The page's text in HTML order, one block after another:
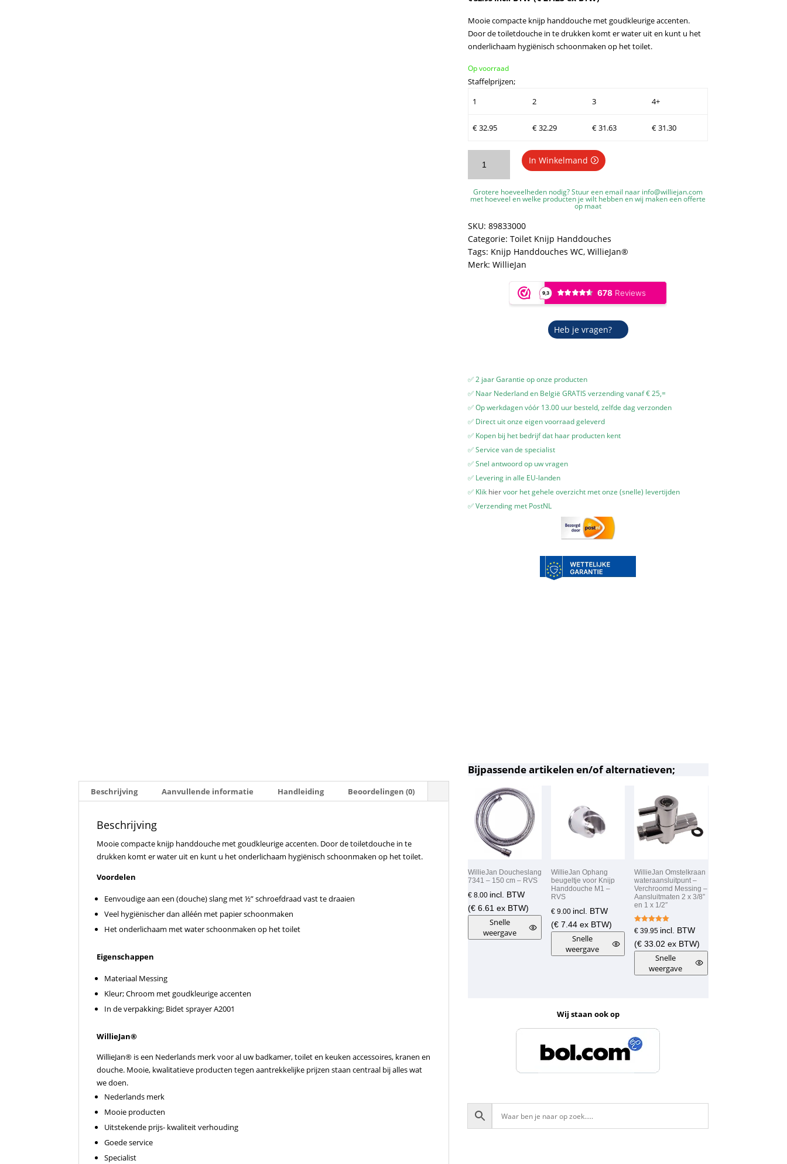
Mooie compacte knijp handdouche met goudkleurige accenten.
Door de toiletdouche in te drukken komt er water uit en kunt u het
onderlichaam hygiënisch schoonmaken op het toilet.
Op voorraad
Staffelprijzen;
1
2 3 4+
€32.95 €32.29 €31.63 €31.30
Knijp
handdouche
A2001
Met
In Winkelmand
Grotere hoeveelheden nodig? Stuur een email naar info@williejan.com
met hoeveel en welke producten je wilt hebben en wij maken een offerte
op maat
SKU: 89833000
Categorie: Toilet Knijp Handdouches
Tags: Knijp Handdouches WC, WillieJan®
Merk: WillieJan
Heb je vragen?
✅ 2 jaar Garantie op onze producten
✅ Naar Nederland en België GRATIS verzending vanaf € 25,=
✅ Op werkdagen vóór 13.00 uur besteld, zelfde dag verzonden
✅ Direct uit onze eigen voorraad geleverd
✅ Kopen bij het bedrijf dat haar producten kent
✅ Service van de specialist
✅ Snel antwoord op uw vragen
✅ Levering in alle EU-landen
✅ Klik hiervoor het gehele overzicht met onze (snelle) levertijden
✅ Verzending met PostNL
Beschrijving Aanvullende informatie Handleiding Beoordelingen (0)
Beschrijving
Mooie compacte knijp handdouche met goudkleurige accenten. Door de toiletdouche in te
drukken komt er water uit en kunt u het onderlichaam hygiënisch schoonmaken op het toilet.
Voordelen
Eenvoudige aan een (douche) slang met ½” schroefdraad vast te draaien
Veel hygiënischer dan alléén met papier schoonmaken
Het onderlichaam met water schoonmaken op het toilet
Eigenschappen
Materiaal Messing
Kleur; Chroom met goudkleurige accenten
In de verpakking; Bidet sprayer A2001
WillieJan®
WillieJan® is een Nederlands merk voor al uw badkamer, toilet en keuken accessoires, kranen en
douche. Mooie, kwalitatieve producten tegen aantrekkelijke prijzen staan centraal bij alles wat
we doen.
Nederlands merk
Mooie producten
Uitstekende prijs- kwaliteit verhouding
Goede service
Specialist
Bijpassende artikelen en/of alternatieven;
WillieJan Doucheslang
7341 – 150 cm – RVS
€8.00 incl. BTW
(€6.61ex BTW)
Snelle
weergave
WillieJan Ophang
beugeltje voor Knijp
Handdouche M1 –
RVS
€9.00 incl. BTW
(€7.44ex BTW)
Snelle
weergave
WillieJan Omstelkraan
wateraansluitpunt –
Verchroomd Messing –
Aansluitmaten 2 x 3/8”
en 1 x 1/2″
Gewaardeer
d
5.00
uit 5
€39.95 incl. BTW
(€33.02 ex BTW)
Snelle
weergave
Wij staan ook op